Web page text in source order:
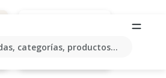
categorías, productos...